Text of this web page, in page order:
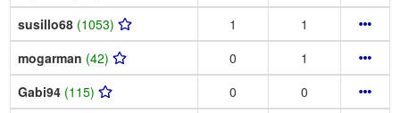
susillo68 (1053) 1
1
mogarman (42) 0
1
Gabi94 (115) 0
0